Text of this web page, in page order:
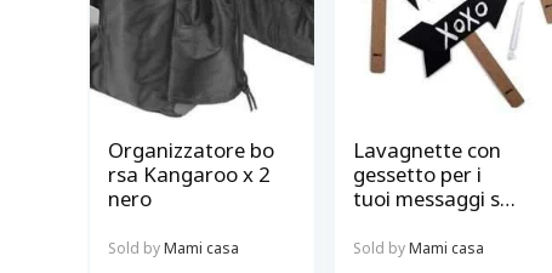
Organizzatore bo
rsa Kangaroo x 2
nero
Sold by Mami casa
Lavagnette con
gessetto per i
tuoi messaggi set
talkies
Sold byMami casa